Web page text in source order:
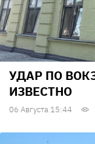
УДАР ПО
ИЗВЕСТНО
06 Августа 15:44